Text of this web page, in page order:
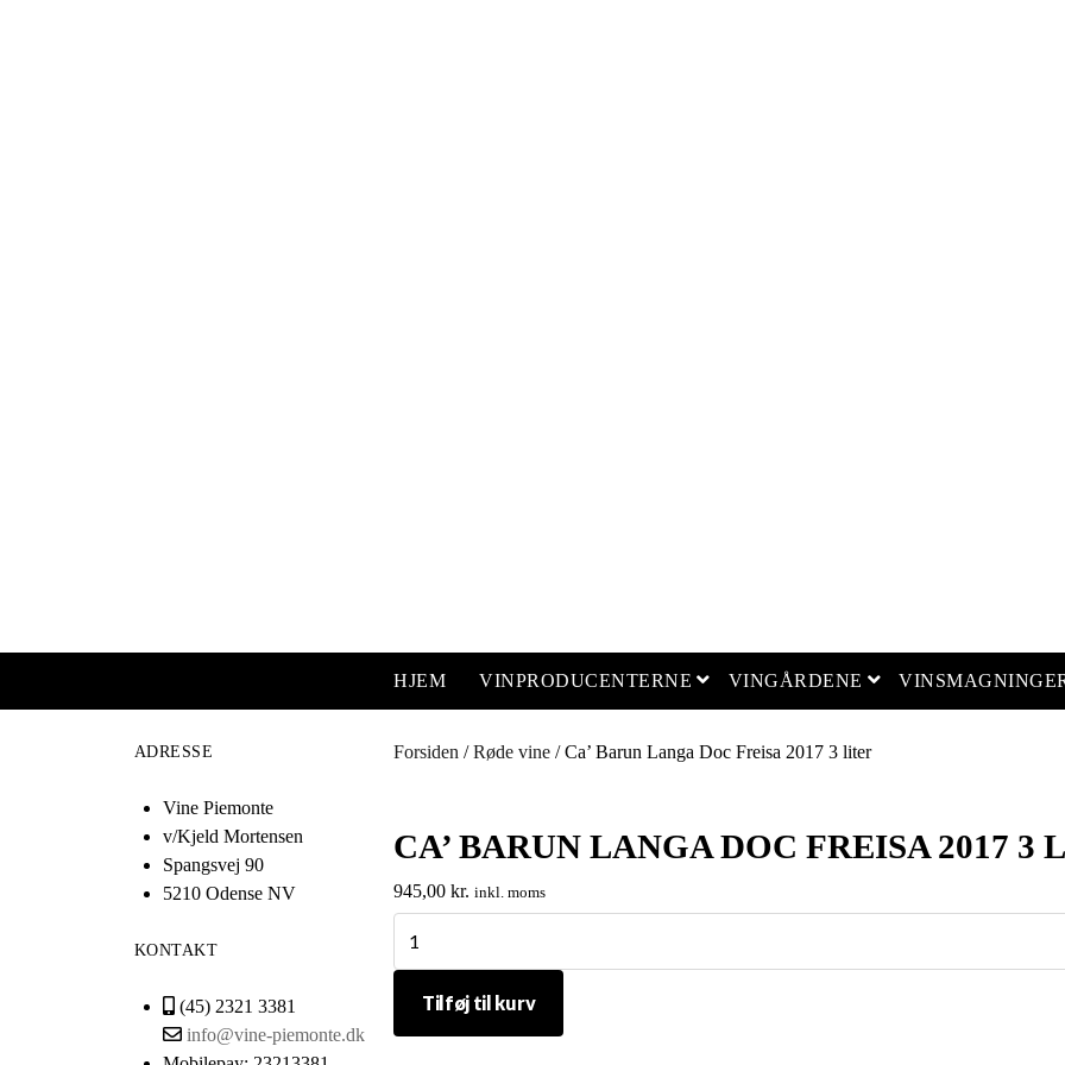
HJEM VINPRODUCENTERNE open menu
VINGÅRDENE open menu
Forsiden /Røde vine / Ca’ Barun Langa Doc Freisa 2017 3 liter
CA’ BARUN LANGA DOC FREISA 2017 3
945,00 kr. inkl. moms
Barun
Freisa
Tilføj til kurv
ADRESSE
Vine Piemonte
v/Kjeld Mortensen
Spangsvej 90
5210 Odense NV
KONTAKT
(45) 2321 3381
info@vine-piemonte.dk